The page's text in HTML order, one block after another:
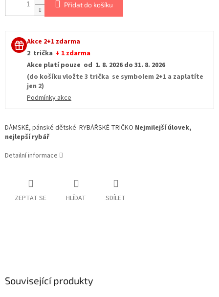
Přidat do košíku
Akce 2+1 zdarma
2 trička + 1 zdarma
Akce platí pouze od 1. 8. 2026 do 31. 8. 2026
(do košíku vložte 3 trička se symbolem 2+1 a zaplatíte
jen 2)
Podmínky akce
DÁMSKÉ, pánské dětské RYBÁŘSKÉ TRIČKO Nejmilejší úlovek,
nejlepší rybář
Detailní informace
ZEPTAT SE HLÍDAT SDÍLET
Související produkty